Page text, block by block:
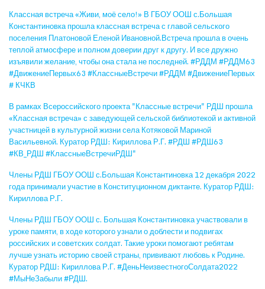
Классная встреча «Живи, моё село!» В ГБОУ ООШ с.Большая
Константиновка прошла классная встреча с главой сельского
поселения Платоновой Еленой Ивановной.Встреча прошла в очень
теплой атмосфере и полном доверии друг к другу. И все дружно
изъявили желание, чтобы она стала не последней. #РДДМ #РДДМ63
#ДвижениеПервых63 #КлассныеВстречи #РДДМ #ДвижениеПервых
# КЧКВ
В рамках Всероссийского проекта "Классные встречи" РДШ прошла
«Классная встреча» с заведующей сельской библиотекой и активной
участницей в культурной жизни села Котяковой Мариной
Васильевной. Куратор РДШ: Кириллова Р.Г. #РДШ #РДШ63
#КВ_РДШ #КлассныеВстречиРДШ"
Члены РДШ ГБОУ ООШ с.Большая Константиновка 12 декабря 2022
года принимали участие в Конституционном диктанте. Куратор РДШ:
Кириллова Р.Г.
Члены РДШ ГБОУ ООШ с. Большая Константиновка участвовали в
уроке памяти, в ходе которого узнали о доблести и подвигах
российских и советских солдат. Такие уроки помогают ребятам
лучше узнать историю своей страны, прививают любовь к Родине.
Куратор РДШ: Кириллова Р.Г. #ДеньНеизвестногоСолдата2022
#МыНеЗабыли #РДШ.